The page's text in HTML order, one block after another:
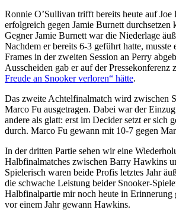
Ronnie O’Sullivan trifft bereits heute auf Joe
erfolgreich gegen Jamie Burnett durchsetzen
Gegner Jamie Burnett war die Niederlage
Nachdem er bereits 6-3 geführt hatte, musste
Frames in der zweiten Session an Perry
Ausscheiden gab er auf der Pressekonferenz
Freude an Snooker verloren“ hätte.
Das zweite Achtelfinalmatch wird zwischen
Marco Fu ausgetragen. Dabei war der
andere als glatt: erst im Decider setzt er sich
durch. Marco Fu gewann mit 10-7 gegen
In der dritten Partie sehen wir eine
Halbfinalmatches zwischen Barry Hawkins
Spielerisch waren beide Profis letztes Jahr
die schwache Leistung beider Snooker-
Halbfinalpartie mir noch heute in Erinnerung
vor einem Jahr gewann Hawkins.